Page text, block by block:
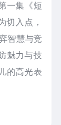
一集《短
入点，
智慧与竞
魅力与技
的高光表
益求精的
更快、更